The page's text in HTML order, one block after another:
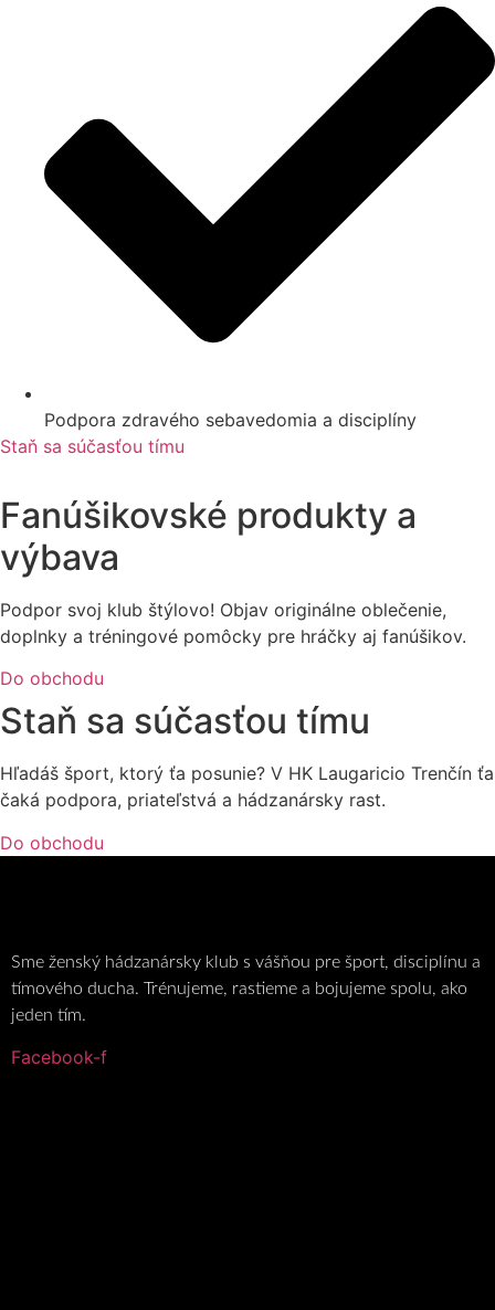
Podpora zdravého sebavedomia a disciplíny
Staň sa súčasťou tímu
Fanúšikovské produkty a
výbava
Podpor svoj klub štýlovo! Objav originálne oblečenie,
doplnky a tréningové pomôcky pre hráčky aj fanúšikov.
Do obchodu
Staň sa súčasťou tímu
Hľadáš šport, ktorý ťa posunie? V HK Laugaricio Trenčín ťa
čaká podpora, priateľstvá a hádzanársky rast.
Do obchodu
Sme ženský hádzanársky klub s vášňou pre šport, disciplínu a
tímového ducha. Trénujeme, rastieme a bojujeme spolu, ako
jeden tím.
Facebook-f